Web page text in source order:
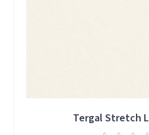
Tergal Stretch